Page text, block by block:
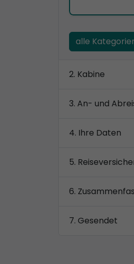
alle
Kabine
An- und
Ihre Daten
Gesendet